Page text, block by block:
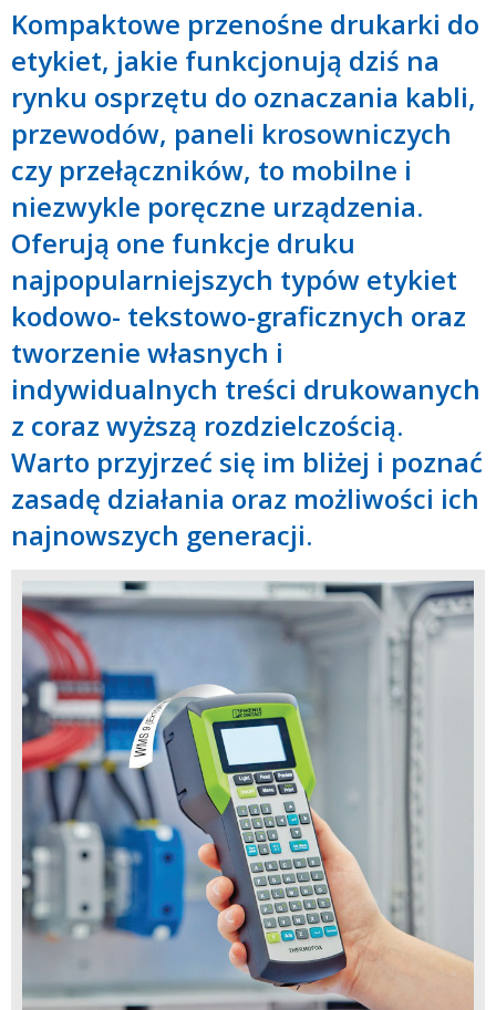
Kompaktowe przenośne drukarki do
etykiet, jakie funkcjonują dziś na
rynku osprzętu do oznaczania kabli,
przewodów, paneli krosowniczych
czy przełączników, to mobilne i
niezwykle poręczne urządzenia.
Oferują one funkcje druku
najpopularniejszych typów etykiet
kodowo- tekstowo-graficznych oraz
tworzenie własnych i
indywidualnych treści drukowanych
z coraz wyższą rozdzielczością.
Warto przyjrzeć się im bliżej i poznać
zasadę działania oraz możliwości ich
najnowszych generacji.